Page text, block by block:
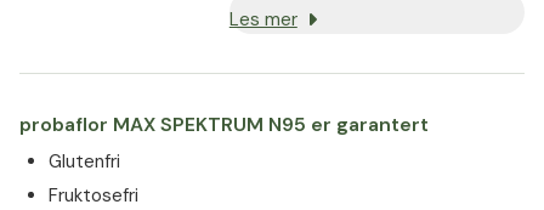
Høy overlevelsesrate takket
Les mer
probaflor MAX SPEKTRUM N95 er garantert
Glutenfri
Fruktosefri